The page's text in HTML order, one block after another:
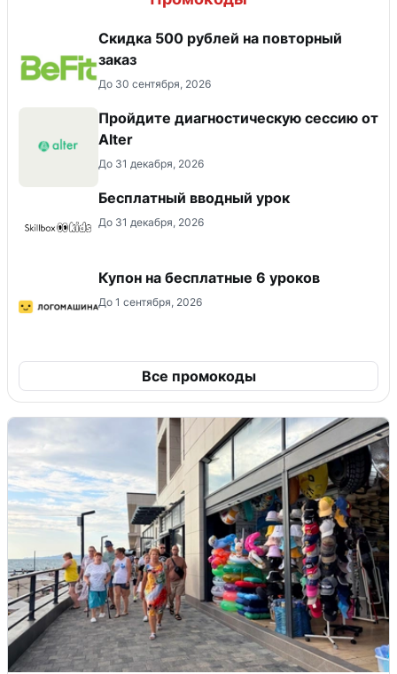
Скидка 500 рублей на повторный
заказ
До 30 сентября, 2026
Пройдите диагностическую сессию от
Alter
До 31 декабря, 2026
Бесплатный вводный урок
До 31 декабря, 2026
Купон на бесплатные 6 уроков
До 1 сентября, 2026
Все промокоды